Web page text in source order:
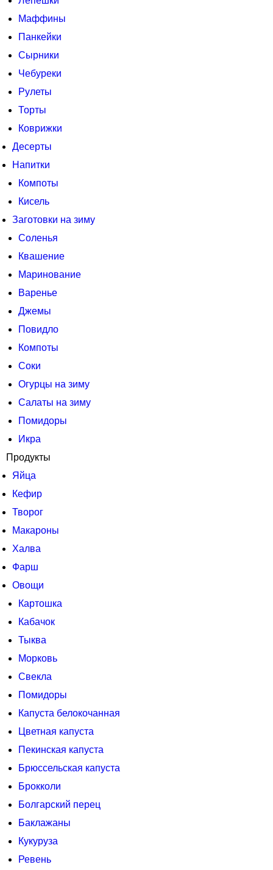
Маффины
Панкейки
Сырники
Чебуреки
Рулеты
Торты
Коврижки
Десерты
Напитки
Компоты
Кисель
Заготовки на зиму
Соленья
Квашение
Маринование
Варенье
Джемы
Повидло
Компоты
Соки
Огурцы на зиму
Салаты на зиму
Помидоры
Икра
Продукты
Яйца
Кефир
Творог
Макароны
Халва
Фарш
Овощи
Картошка
Кабачок
Тыква
Морковь
Свекла
Помидоры
Капуста белокочанная
Цветная капуста
Пекинская капуста
Брюссельская капуста
Брокколи
Болгарский перец
Баклажаны
Кукуруза
Ревень